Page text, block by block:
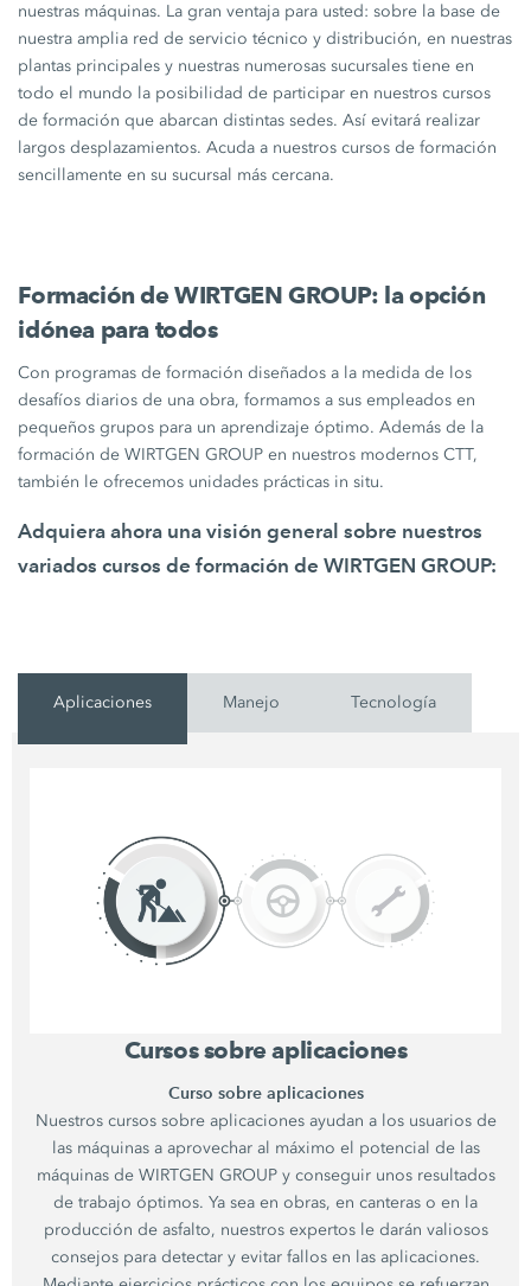
nuestras máquinas. La gran ventaja para usted: sobre la base de
nuestra amplia red de servicio técnico y distribución, en nuestras
plantas principales y nuestras numerosas sucursales tiene en
todo el mundo la posibilidad de participar en nuestros cursos
de formación que abarcan distintas sedes. Así evitará realizar
largos desplazamientos. Acuda a nuestros cursos de formación
sencillamente en su sucursal más cercana.
Formación de WIRTGEN GROUP: la opción
idónea para todos
Con programas de formación diseñados a la medida de los
desafíos diarios de una obra, formamos a sus empleados en
pequeños grupos para un aprendizaje óptimo. Además de la
formación de WIRTGEN GROUP en nuestros modernos CTT,
también le ofrecemos unidades prácticas in situ.
Adquiera ahora una visión general sobre nuestros
variados cursos de formación de WIRTGEN GROUP:
Aplicaciones Manejo Tecnología
Cursos sobre aplicaciones
Curso sobre aplicaciones
Nuestros cursos sobre aplicaciones ayudan a los usuarios de
las máquinas a aprovechar al máximo el potencial de las
máquinas de WIRTGEN GROUP y conseguir unos resultados
de trabajo óptimos. Ya sea en obras, en canteras o en la
producción de asfalto, nuestros expertos le darán valiosos
consejos para detectar y evitar fallos en las aplicaciones.